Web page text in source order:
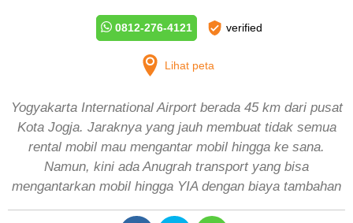
0812-276-4121 verified
Lihat peta
Yogyakarta International Airport berada 45 km dari pusat
Kota Jogja. Jaraknya yang jauh membuat tidak semua
rental mobil mau mengantar mobil hingga ke sana.
Namun, kini ada Anugrah transport yang bisa
mengantarkan mobil hingga YIA dengan biaya tambahan